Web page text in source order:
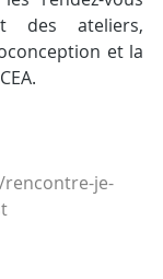
des ateliers,
et la
je-